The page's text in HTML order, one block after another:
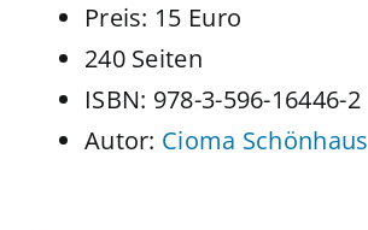
Preis: 15 Euro
240 Seiten
ISBN: 978-3-596-16446-2
Autor: Cioma Schönhaus